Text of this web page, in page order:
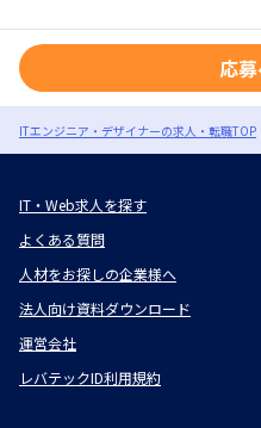
応
ITエンジニア・デザイナーの求人・転職TOP
IT・Web求人を探す
よくある質問
人材をお探しの企業様へ
法人向け資料ダウンロード
運営会社
レバテックID利用規約